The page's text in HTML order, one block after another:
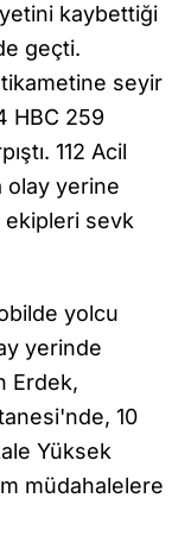
kaybettiği
geçti.
seyir
HBC 259
112 Acil
olay yerine
ekipleri sevk
yolcu
yerinde
Erdek,
10
Yüksek
müdahalelere